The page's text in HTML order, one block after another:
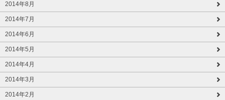
2014年8月
2014年7月
2014年6月
2014年5月
2014年4月
2014年3月
2014年2月